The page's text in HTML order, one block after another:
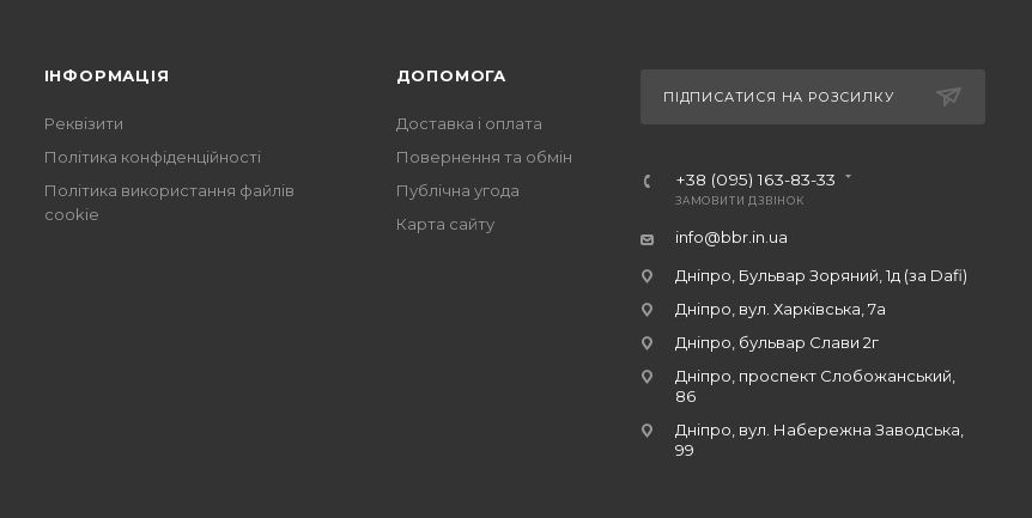
ІНФОРМАЦІЯ
Реквізити
Політика конфіденційності
Політика використання файлів
cookie
ДОПОМОГА
Доставка і оплата
Повернення та обмін
Публічна угода
Карта сайту
ПІДПИСАТИСЯ НА РОЗСИЛКУ
+38 (095) 163-83-33
ЗАМОВИТИ ДЗВІНОК
info@bbr.in.ua
Дніпро, Бульвар Зоряний, 1д (за Dafi)
Дніпро, вул. Харківська, 7а
Дніпро, бульвар Слави 2г
Дніпро, проспект Слобожанський,
86
Дніпро, вул. Набережна Заводська,
99